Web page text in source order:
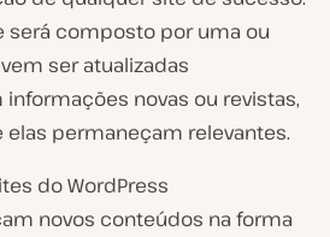
será composto por uma ou
ser atualizadas
novas ou revistas,
elas permaneçam relevantes.
do WordPress
novos conteúdos na forma